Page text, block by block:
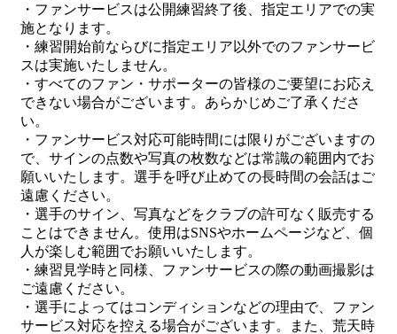
・ファンサービスは公開練習終了後、指定エリアでの実
施となります。
・練習開始前ならびに指定エリア以外でのファンサービ
スは実施いたしません。
・すべてのファン・サポーターの皆様のご要望にお応え
できない場合がございます。あらかじめご了承くださ
い。
・ファンサービス対応可能時間には限りがございますの
で、サインの点数や写真の枚数などは常識の範囲内でお
願いいたします。選手を呼び止めての長時間の会話はご
遠慮ください。
・選手のサイン、写真などをクラブの許可なく販売する
ことはできません。使用はSNSやホームページなど、個
人が楽しむ範囲でお願いいたします。
・練習見学時と同様、ファンサービスの際の動画撮影は
ご遠慮ください。
・選手によってはコンディションなどの理由で、ファン
サービス対応を控える場合がございます。また、荒天時